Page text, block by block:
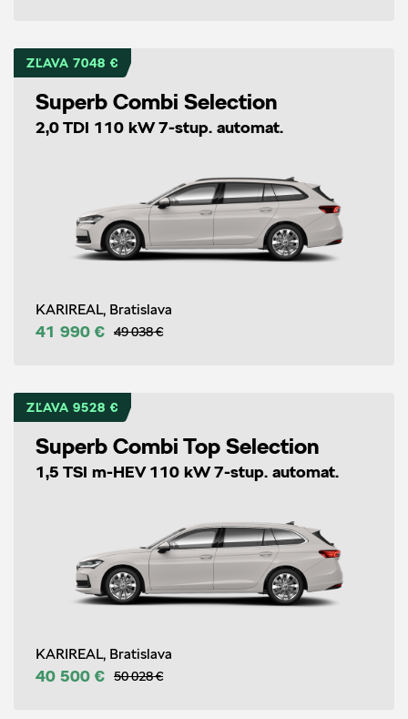
ZĽAVA 7048 €
Superb Combi Selection
2,0 TDI 110 kW 7-stup. automat.
KARIREAL, Bratislava
41 990 € 49 038 €
ZĽAVA 9528 €
Superb Combi Top Selection
1,5 TSI m-HEV 110 kW 7-stup. automat.
KARIREAL, Bratislava
40 500 € 50 028 €